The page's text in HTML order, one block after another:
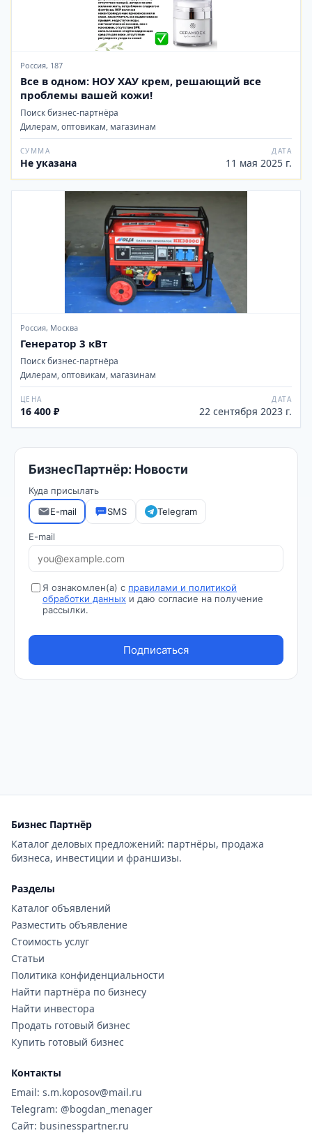
Россия, 187
Все в одном: НОУ ХАУ крем, решающий все
проблемы вашей кожи!
Поиск бизнес-партнёра
Дилерам, оптовикам, магазинам
СУММА
Не указана
ДАТА
11 мая 2025 г.
Россия, Москва
Генератор 3 кВт
Поиск бизнес-партнёра
Дилерам, оптовикам, магазинам
ЦЕНА
16 400 ₽
ДАТА
22 сентября 2023 г.
Бизнес Партнёр
Каталог деловых предложений: партнёры, продажа
бизнеса, инвестиции и франшизы.
Разделы
Каталог объявлений
Разместить объявление
Стоимость услуг
Статьи
Политика конфиденциальности
Найти партнёра по бизнесу
Найти инвестора
Продать готовый бизнес
Купить готовый бизнес
Контакты
Email: s.m.koposov@mail.ru
Telegram: @bogdan_menager
Сайт: businesspartner.ru